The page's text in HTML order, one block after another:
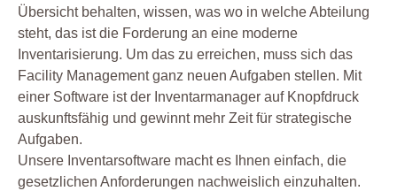
Übersicht behalten, wissen, was wo in welche Abteilung
steht, das ist die Forderung an eine moderne
Inventarisierung. Um das zu erreichen, muss sich das
Facility Management ganz neuen Aufgaben stellen. Mit
einer Software ist der Inventarmanager auf Knopfdruck
auskunftsfähig und gewinnt mehr Zeit für strategische
Aufgaben.
Unsere Inventarsoftware macht es Ihnen einfach, die
gesetzlichen Anforderungen nachweislich einzuhalten.